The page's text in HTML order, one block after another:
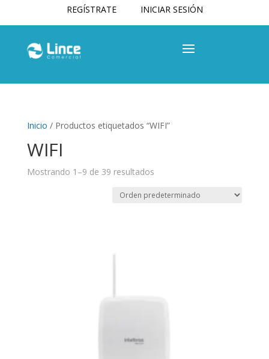
REGÍSTRATE INICIAR SESIÓN
Inicio / Productos etiquetados “WIFI”
WIFI
Mostrando 1–9 de 39 resultados